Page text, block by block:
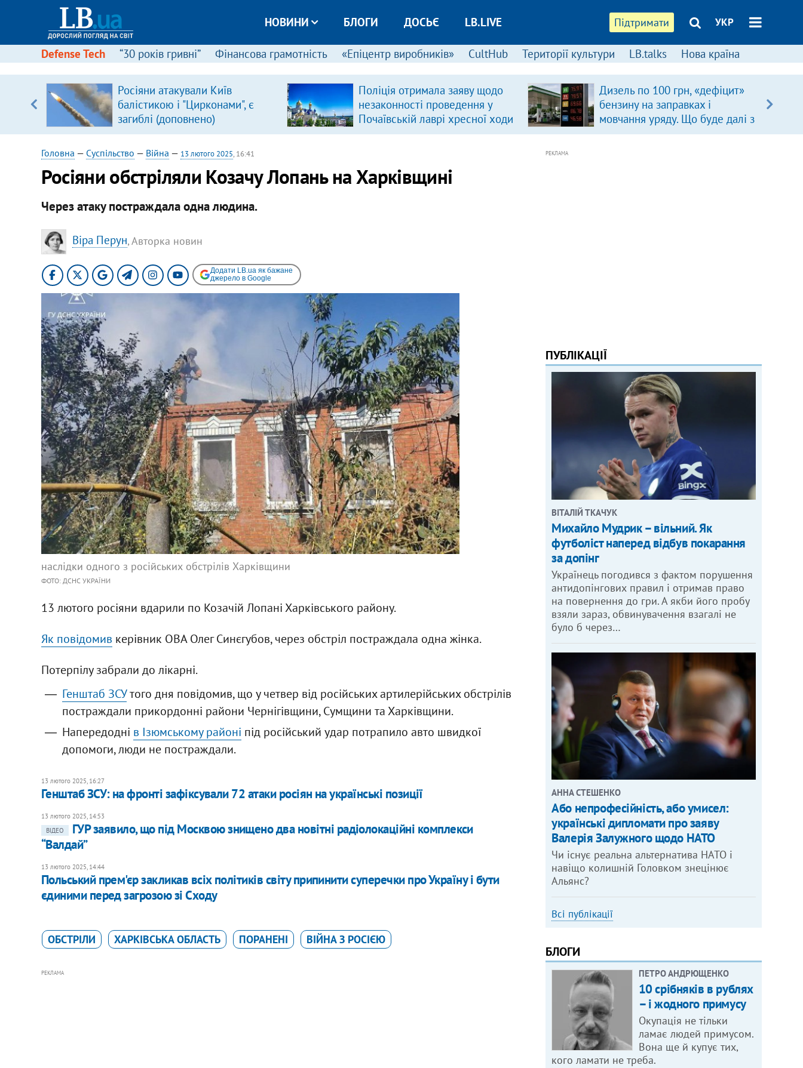
Підтримати УКР
НОВИНИ БЛОГИ ДОСЬЄ LB.LIVE
Defense Tech “30 років гривні” Фінансова грамотність «Епіцентр виробників» CultHub Території культури LB.talks Нова країна
Росіяни атакували Київ
балістикою і "Цирконами", є
загиблі (доповнено)
Поліція отримала заяву щодо
незаконності проведення у
Почаївській лаврі хресної ходи
Дизель по 100 грн, «дефіцит»
бензину на заправках і
мовчання уряду. Що буде далі з
цінами на пальне?
Головна — Суспільство — Війна — 13 лютого 2025, 16:41
Росіяни обстріляли Козачу Лопань на Харківщині
Через атаку постраждала одна людина.
Віра Перун, Авторка новин
Додати LB.ua як бажане
джерело в Google
наслідки одного з російських обстрілів Харківщини
ФОТО: ДСНС УКРАЇНИ
13 лютого росіяни вдарили по Козачій Лопані Харківського району.
Як повідомив керівник ОВА Олег Синєгубов, через обстріл постраждала одна жінка.
Потерпілу забрали до лікарні.
Генштаб ЗСУтого дня повідомив, що у четвер від російських артилерійських обстрілів
постраждали прикордонні райони Чернігівщини, Сумщини та Харківщини.
Напередодні в Ізюмському районі під російський удар потрапило авто швидкої
допомоги, люди не постраждали.
13 лютого 2025, 16:27
Генштаб ЗСУ: на фронті зафіксували 72 атаки росіян на українські позиції
13 лютого 2025, 14:53
ВІДЕО
ГУР заявило, що під Москвою знищено два новітні радіолокаційні комплекси
“Валдай”
13 лютого 2025, 14:44
Польський прем'єр закликав всіх політиків світу припинити суперечки про Україну і бути
єдиними перед загрозою зі Сходу
ОБСТРІЛИ ХАРКІВСЬКА ОБЛАСТЬ ПОРАНЕНІ ВІЙНА З РОСІЄЮ
РЕКЛАМА
РЕКЛАМА
ПУБЛІКАЦІЇ
ВІТАЛІЙ ТКАЧУК
Михайло Мудрик – вільний. Як
футболіст наперед відбув покарання
за допінг
Українець погодився з фактом порушення
антидопінгових правил і отримав право
на повернення до гри. А якби його пробу
взяли зараз, обвинувачення взагалі не
було б через…
АННА СТЕШЕНКО
Або непрофесійність, або умисел:
українські дипломати про заяву
Валерія Залужного щодо НАТО
Чи існує реальна альтернатива НАТО і
навіщо колишній Головком знецінює
Альянс?
Всі публікації
БЛОГИ
ПЕТРО АНДРЮЩЕНКО
10 срібняків в рублях
– і жодного примусу
Окупація не тільки
ламає людей примусом.
Вона ще й купує тих,
кого ламати не треба.